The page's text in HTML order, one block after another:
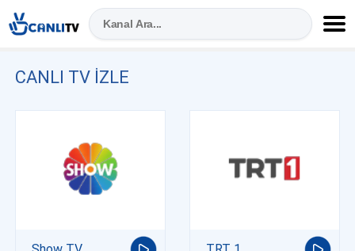
CANLI TV IZLE